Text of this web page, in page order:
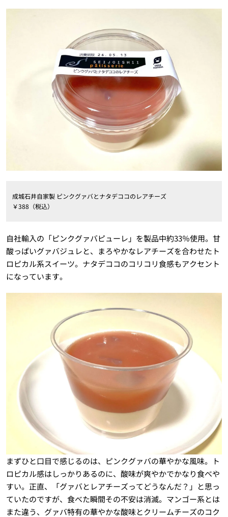
成城石井自家製 ピンクグァバとナタデココのレアチーズ
￥388（税込）
自社輸入の「ピンクグァバピューレ」を製品中約33％使用。甘
酸っぱいグァバジュレと、まろやかなレアチーズを合わせたト
ロピカル系スイーツ。ナタデココのコリコリ食感もアクセント
になっています。
まずひと口目で感じるのは、ピンクグァバの華やかな風味。ト
ロピカル感はしっかりあるのに、酸味が爽やかでかなり食べや
すい。正直、「グァバとレアチーズってどうなんだ？」と思っ
ていたのですが、食べた瞬間その不安は消滅。マンゴー系とは
また違う、グァバ特有の華やかな酸味とクリームチーズのコク